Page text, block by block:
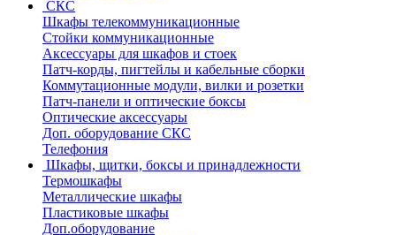
СКС
Шкафы телекоммуникационные
Стойки коммуникационные
Аксессуары для шкафов и стоек
Патч-корды, пигтейлы и кабельные сборки
Коммутационные модули, вилки и розетки
Патч-панели и оптические боксы
Оптические аксессуары
Доп. оборудование СКС
Телефония
Шкафы, щитки, боксы и принадлежности
Термошкафы
Металлические шкафы
Пластиковые шкафы
Доп.оборудование